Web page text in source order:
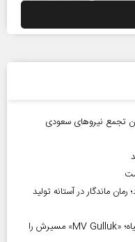
تجمع نیروهای سعودی
ماندگار در آستانه تولید
حمله پهپادی به کشتی ترکیه‌ای در دریای سیاه؛ «MV Gulluk» مسیرش را